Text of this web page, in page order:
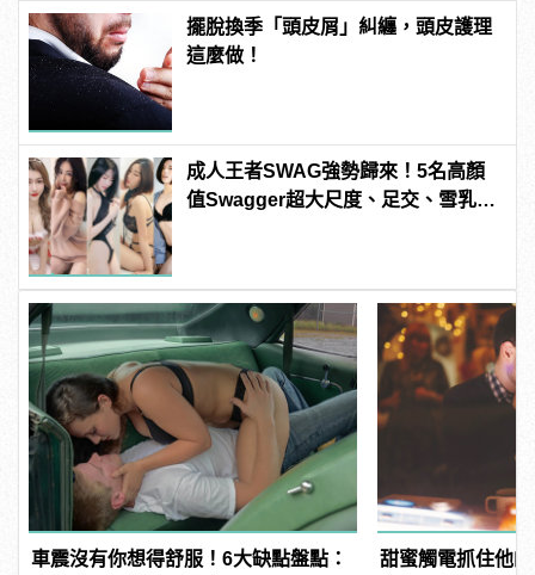
擺脫換季「頭皮屑」糾纏，頭皮護理
這麼做！
成人王者SWAG強勢歸來！5名高顏
值Swagger超大尺度、足交、雪乳、
車震沒有你想得舒服！6大缺點盤點：
甜蜜觸電抓住他